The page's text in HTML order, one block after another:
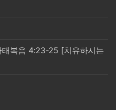
복음 4:23-25 [치유하시는